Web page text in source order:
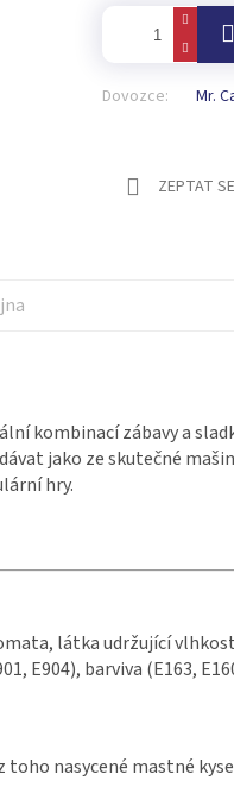
Dovozce: Mr.
ZEPTAT SE
kombinací zábavy a
jako ze skutečné
hry.
látka udržující
E904), barviva (E163,
nasycené mastné